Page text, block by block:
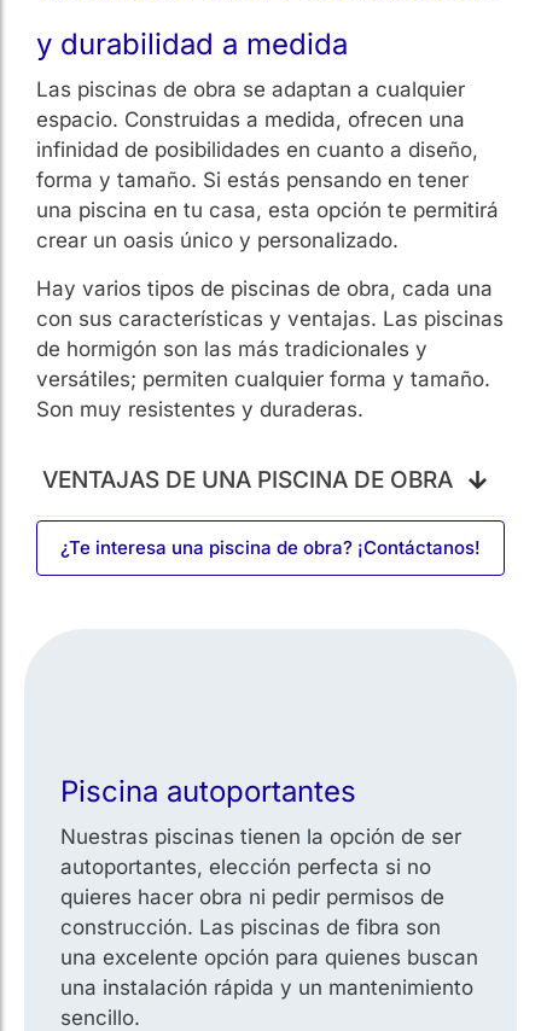
y durabilidad a medida
Las piscinas de obra se adaptan a cualquier
espacio. Construidas a medida, ofrecen una
infinidad de posibilidades en cuanto a diseño,
forma y tamaño. Si estás pensando en tener
una piscina en tu casa, esta opción te permitirá
crear un oasis único y personalizado.
Hay varios tipos de piscinas de obra, cada una
con sus características y ventajas. Las piscinas
de hormigón son las más tradicionales y
versátiles; permiten cualquier forma y tamaño.
Son muy resistentes y duraderas.
VENTAJAS DE UNA PISCINA DE OBRA​
¿Te interesa una piscina de obra? ¡Contáctanos!
Piscina autoportantes
Nuestras piscinas tienen la opción de ser
autoportantes, elección perfecta si no
quieres hacer obra ni pedir permisos de
construcción. Las piscinas de fibra son
una excelente opción para quienes buscan
una instalación rápida y un mantenimiento
sencillo.